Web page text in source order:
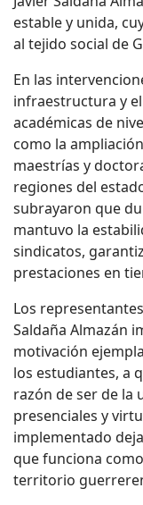
estable y unida,
al tejido social de
En las
infraestructura y
académicas de
como la
maestrías y
regiones del
subrayaron que
mantuvo la
sindicatos,
prestaciones en
Los
Saldaña Almazán
motivación
los estudiantes, a
razón de ser de la
presenciales y
implementado
que funciona
territorio